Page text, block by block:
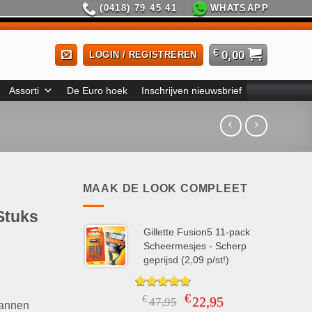
(0418) 79 45 41 WHATSAPP
LOGIN / REGISTREREN € 0,00
Assorti De Euro hoek Inschrijven nieuwsbrief
MAAK DE LOOK COMPLEET
Gillette Fusion5 11-pack
Scheermesjes - Scherp
geprijsd (2,09 p/st!)
Gewaardeerd
5.00op 5
€47,95Oorspronkelijke
€22,95Huidige